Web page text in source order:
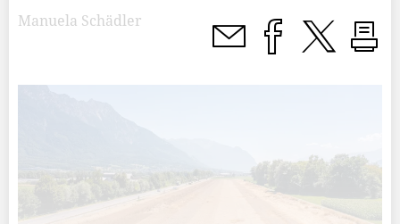
Manuela Schädler